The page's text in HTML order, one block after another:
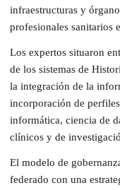
infraestructuras y
profesionales sanitarios
Los expertos situaron
de los sistemas de
la integración de la
incorporación de
informática, ciencia de
clínicos y de
El modelo de
federado con una